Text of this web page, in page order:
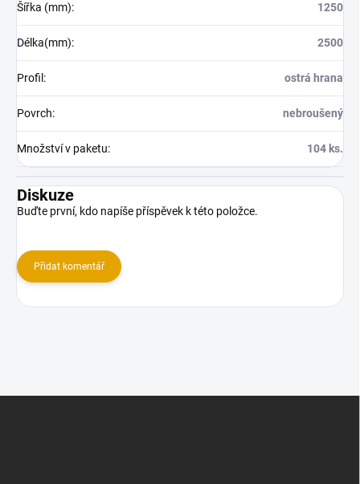
Šířka (mm): 1250
Délka(mm): 2500
Profil : ostrá hrana
Povrch: nebroušený
Množství v paketu: 104 ks.
Diskuze
Buďte první, kdo napíše příspěvek k této položce.
Přidat komentář